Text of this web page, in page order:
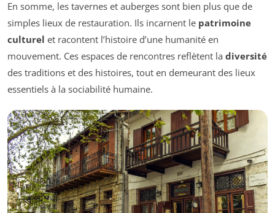
En somme, les tavernes et auberges sont bien plus que de
simples lieux de restauration. Ils incarnent le patrimoine
culturel et racontent l’histoire d’une humanité en
mouvement. Ces espaces de rencontres reflètent la diversité
des traditions et des histoires, tout en demeurant des lieux
essentiels à la sociabilité humaine.